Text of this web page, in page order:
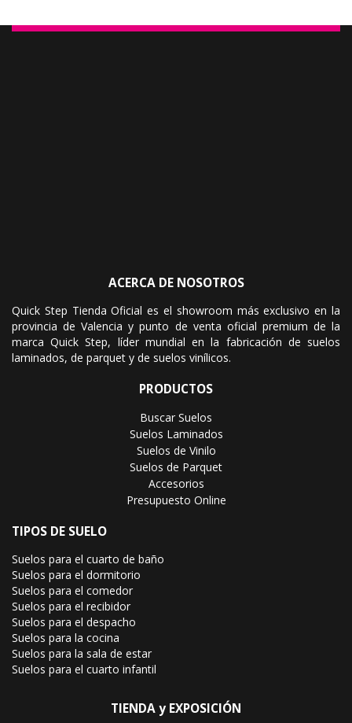
ACERCA DE NOSOTROS
Quick Step Tienda Oficial es el showroom más exclusivo en la
provincia de Valencia y punto de venta oficial premium de la
marca Quick Step, líder mundial en la fabricación de suelos
laminados, de parquet y de suelos vinílicos.
PRODUCTOS
Buscar Suelos
Suelos Laminados
Suelos de Vinilo
Suelos de Parquet
Accesorios
Presupuesto Online
TIPOS DE SUELO
Suelos para el cuarto de baño
Suelos para el dormitorio
Suelos para el comedor
Suelos para el recibidor
Suelos para el despacho
Suelos para la cocina
Suelos para la sala de estar
Suelos para el cuarto infantil
TIENDA y EXPOSICIÓN